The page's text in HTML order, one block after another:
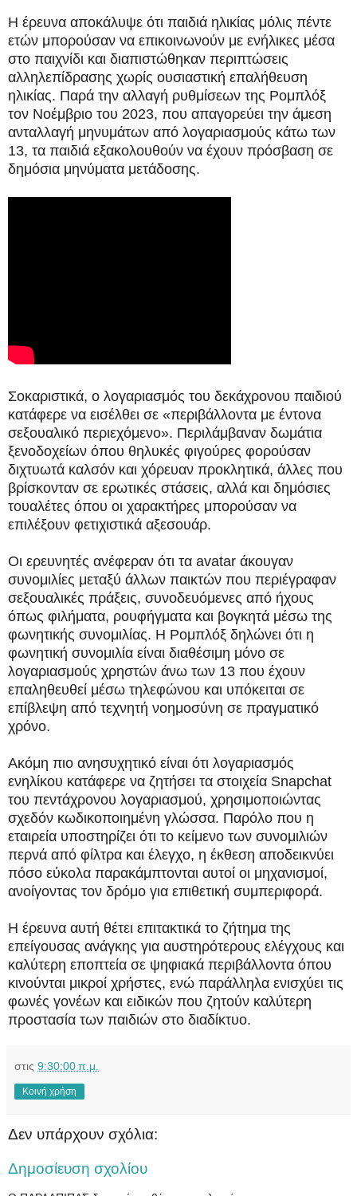
Η έρευνα αποκάλυψε ότι παιδιά ηλικίας μόλις πέντε
ετών μπορούσαν να επικοινωνούν με ενήλικες μέσα
στο παιχνίδι και διαπιστώθηκαν περιπτώσεις
αλληλεπίδρασης χωρίς ουσιαστική επαλήθευση
ηλικίας. Παρά την αλλαγή ρυθμίσεων της Ρομπλόξ
τον Νοέμβριο του 2023, που απαγορεύει την άμεση
ανταλλαγή μηνυμάτων από λογαριασμούς κάτω των
13, τα παιδιά εξακολουθούν να έχουν πρόσβαση σε
δημόσια μηνύματα μετάδοσης.
Σοκαριστικά, ο λογαριασμός του δεκάχρονου παιδιού
κατάφερε να εισέλθει σε «περιβάλλοντα με έντονα
σεξουαλικό περιεχόμενο». Περιλάμβαναν δωμάτια
ξενοδοχείων όπου θηλυκές φιγούρες φορούσαν
διχτυωτά καλσόν και χόρευαν προκλητικά, άλλες που
βρίσκονταν σε ερωτικές στάσεις, αλλά και δημόσιες
τουαλέτες όπου οι χαρακτήρες μπορούσαν να
επιλέξουν φετιχιστικά αξεσουάρ.
Οι ερευνητές ανέφεραν ότι τα avatar άκουγαν
συνομιλίες μεταξύ άλλων παικτών που περιέγραφαν
σεξουαλικές πράξεις, συνοδευόμενες από ήχους
όπως φιλήματα, ρουφήγματα και βογκητά μέσω της
φωνητικής συνομιλίας. Η Ρομπλόξ δηλώνει ότι η
φωνητική συνομιλία είναι διαθέσιμη μόνο σε
λογαριασμούς χρηστών άνω των 13 που έχουν
επαληθευθεί μέσω τηλεφώνου και υπόκειται σε
επίβλεψη από τεχνητή νοημοσύνη σε πραγματικό
χρόνο.
Ακόμη πιο ανησυχητικό είναι ότι λογαριασμός
ενηλίκου κατάφερε να ζητήσει τα στοιχεία Snapchat
του πεντάχρονου λογαριασμού, χρησιμοποιώντας
σχεδόν κωδικοποιημένη γλώσσα. Παρόλο που η
εταιρεία υποστηρίζει ότι το κείμενο των συνομιλιών
περνά από φίλτρα και έλεγχο, η έκθεση αποδεικνύει
πόσο εύκολα παρακάμπτονται αυτοί οι μηχανισμοί,
ανοίγοντας τον δρόμο για επιθετική συμπεριφορά.
Η έρευνα αυτή θέτει επιτακτικά το ζήτημα της
επείγουσας ανάγκης για αυστηρότερους ελέγχους και
καλύτερη εποπτεία σε ψηφιακά περιβάλλοντα όπου
κινούνται μικροί χρήστες, ενώ παράλληλα ενισχύει τις
φωνές γονέων και ειδικών που ζητούν καλύτερη
προστασία των παιδιών στο διαδίκτυο.
στις 9:30:00 π.μ.
Κοινή χρήση
Δεν υπάρχουν σχόλια:
Δημοσίευση σχολίου